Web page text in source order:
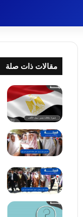
مقالات ذات صلة